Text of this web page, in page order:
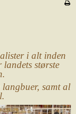
i alt inden
største
samt al